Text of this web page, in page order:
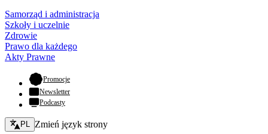
Samorząd i administracja
Szkoły i uczelnie
Zdrowie
Prawo dla każdego
Akty Prawne
Promocje- otwiera się w nowej karcie
Newsletter
Podcasty
Zmień język - bieżący:
PL Zmień język strony